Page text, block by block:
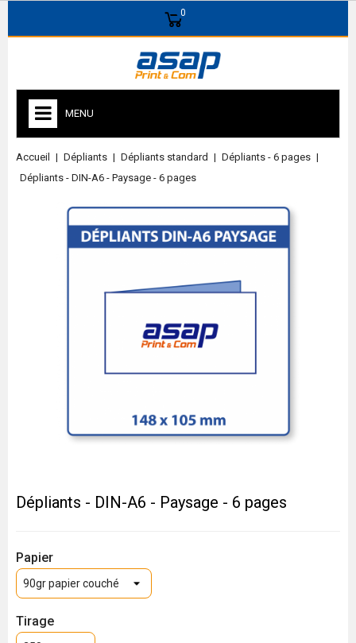
0
MENU
Accueil Dépliants Dépliants standard
Dépliants - 6 pages
Dépliants - DIN-A6 - Paysage - 6 pages
Dépliants - DIN-A6 - Paysage - 6 pages
Papier
Tirage